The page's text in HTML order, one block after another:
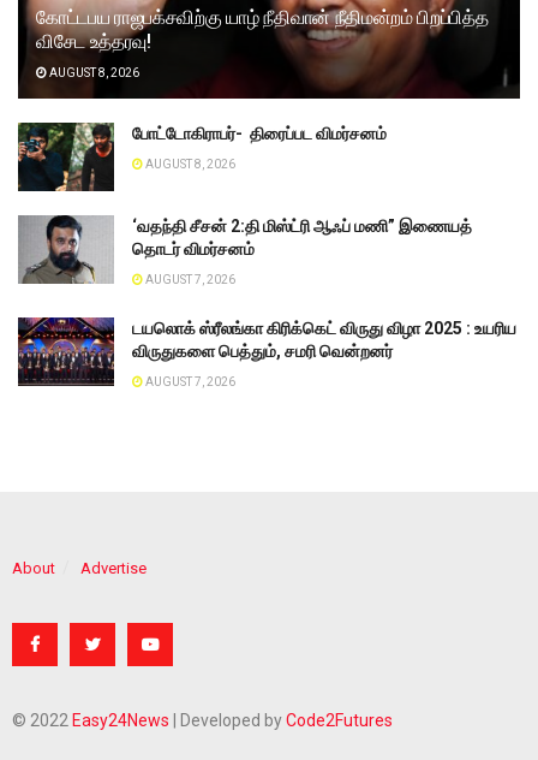
கோட்டபய ராஜபக்சவிற்கு யாழ் நீதிவான் நீதிமன்றம் பிறப்பித்த
விசேட உத்தரவு!
AUGUST 8, 2026
போட்டோகிராபர்- ‌ திரைப்பட விமர்சனம்
AUGUST 8, 2026
‘வதந்தி சீசன் 2:தி மிஸ்ட்ரி ஆஃப் மணி” இணையத்
தொடர் விமர்சனம்
AUGUST 7, 2026
டயலொக் ஸ்ரீலங்கா கிரிக்கெட் விருது விழா 2025 : உயரிய
விருதுகளை பெத்தும், சமரி வென்றனர்
AUGUST 7, 2026
About Advertise
© 2022 Easy24News | Developed byCode2Futures